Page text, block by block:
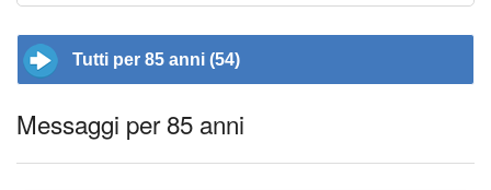
Tutti per 85 anni (54)
Messaggi per 85 anni